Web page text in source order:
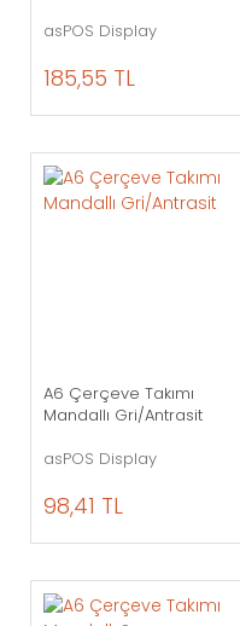
asPOS Display
185,55 TL
A6 Çerçeve Takımı
Mandallı Gri/Antrasit
asPOS Display
98,41 TL